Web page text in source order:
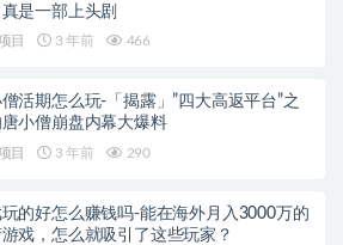
是一部上头剧
目 3 年前 466
活期怎么玩-「揭露」”四大高返平台”之
小僧崩盘内幕大爆料
目 3 年前 290
的好怎么赚钱吗-能在海外月入3000万的
游戏，怎么就吸引了这些玩家？